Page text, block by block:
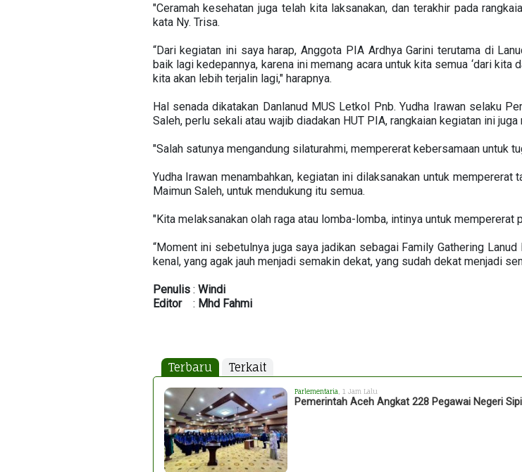
"Ceramah kesehatan juga telah kita laksanakan, dan terakhir pada
kata Ny. Trisa.
“Dari kegiatan ini saya harap, Anggota PIA Ardhya Garini terutama di
baik lagi kedepannya, karena ini memang acara untuk kita semua ‘dari kita
kita akan lebih terjalin lagi," harapnya.
Hal senada dikatakan Danlanud MUS Letkol Pnb. Yudha Irawan selaku
Saleh, perlu sekali atau wajib diadakan HUT PIA, rangkaian kegiatan ini
"Salah satunya mengandung silaturahmi, mempererat kebersamaan untuk
Yudha Irawan menambahkan, kegiatan ini dilaksanakan untuk
Maimun Saleh, untuk mendukung itu semua.
"Kita melaksanakan olah raga atau lomba-lomba, intinya untuk mempererat
“Moment ini sebetulnya juga saya jadikan sebagai Family Gathering
kenal, yang agak jauh menjadi semakin dekat, yang sudah dekat menjadi
Penulis: Windi
Editor: Mhd Fahmi
Terbaru Terkait
Parlementaria , 1 Jam Lalu
Pemerintah Aceh Angkat 228 Pegawai Negeri Sipil